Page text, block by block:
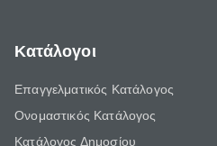
Κατάλογοι
Επαγγελματικός Κατάλογος
Ονομαστικός Κατάλογος
Κατάλογος Δημοσίου